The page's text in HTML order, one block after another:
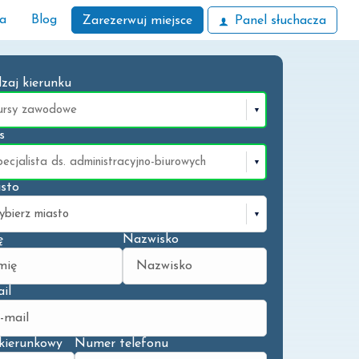
Blog Zarezerwuj miejsce Panel słuchacza
kierunku
Nazwisko
Numer telefonu